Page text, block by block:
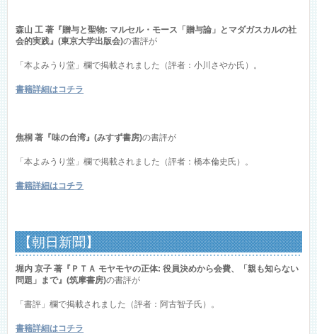
森山 工 著『贈与と聖物: マルセル・モース「贈与論」とマダガスカルの社
会的実践』(東京大学出版会)の書評が
「本よみうり堂」欄で掲載されました（評者：小川さやか氏）。
書籍詳細はコチラ
焦桐 著『味の台湾』(みすず書房)の書評が
「本よみうり堂」欄で掲載されました（評者：橋本倫史氏）。
書籍詳細はコチラ
【朝日新聞】
堀内 京子 著『ＰＴＡ モヤモヤの正体: 役員決めから会費、「親も知らない
問題」まで』(筑摩書房)の書評が
「書評」欄で掲載されました（評者：阿古智子氏）。
書籍詳細はコチラ